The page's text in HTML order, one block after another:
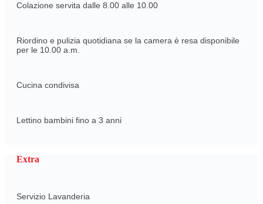
Colazione servita dalle 8.00 alle 10.00
Riordino e pulizia quotidiana se la camera è resa disponibile
per le 10.00 a.m.
Cucina condivisa
Lettino bambini fino a 3 anni
Extra
Servizio Lavanderia